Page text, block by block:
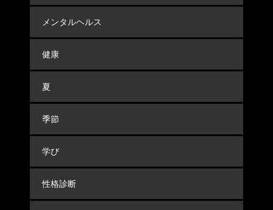
メンタルヘルス
健康
夏
季節
学び
性格診断